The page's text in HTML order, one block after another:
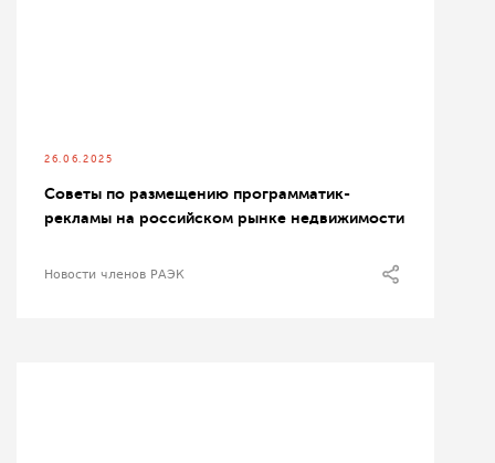
26.06.2025
Советы по размещению программатик-
рекламы на российском рынке недвижимости
Новости членов РАЭК